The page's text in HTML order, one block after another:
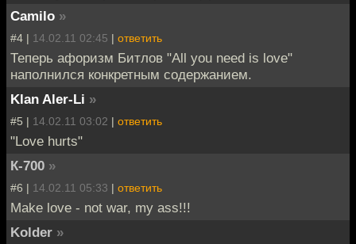
Camilo »
#4 | 14.02.11 02:45 | ответить
Теперь афоризм Битлов "All you need is love"
наполнился конкретным содержанием.
Klan Aler-Li »
#5 | 14.02.11 03:02 | ответить
"Love hurts"
К-700 »
#6 | 14.02.11 05:33 | ответить
Make love - not war, my ass!!!
Kolder »